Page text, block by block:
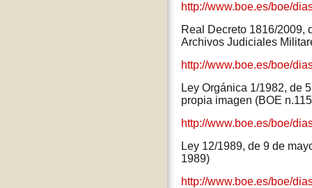
http://www.boe.es/boe/
Real Decreto 1816/2009,
Archivos Judiciales
http://www.boe.es/boe/
Ley Orgánica 1/1982, de
propia imagen (BOE
http://www.boe.es/boe/
Ley 12/1989, de 9 de
1989)
http://www.boe.es/boe/